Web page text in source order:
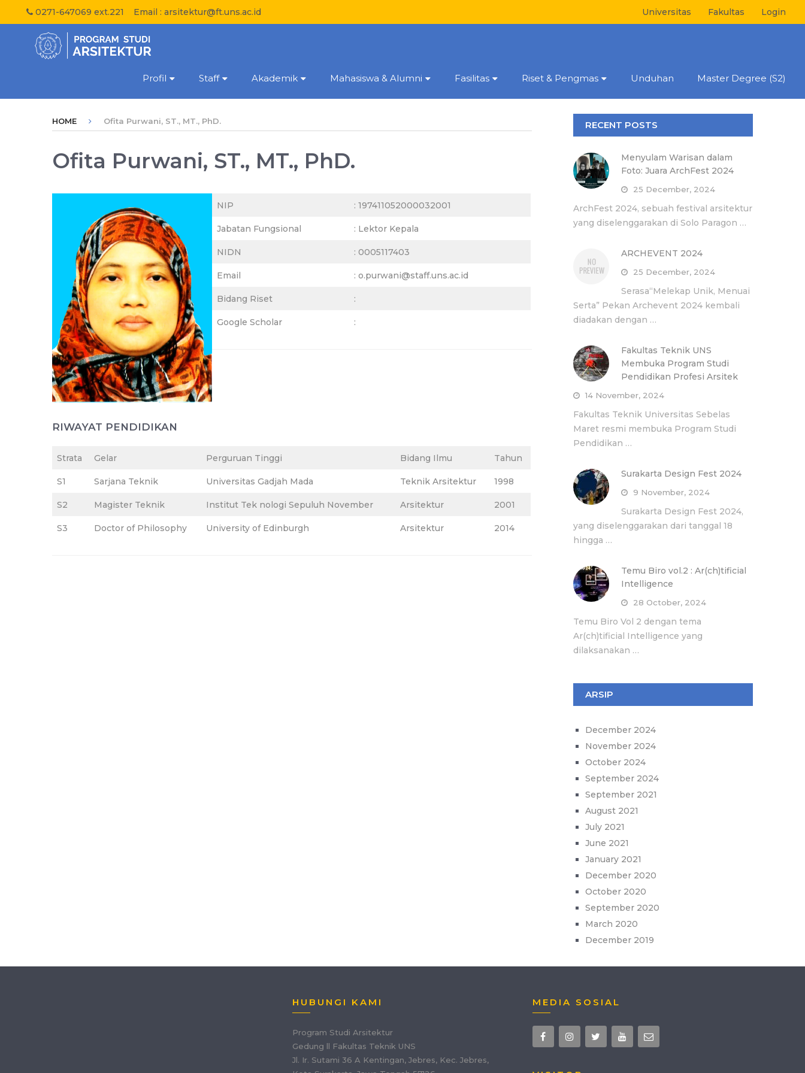
0271-647069 ext.221 Email : arsitektur@ft.uns.ac.id Universitas Fakultas Login
Profil Staff Akademik Mahasiswa & Alumni Fasilitas Riset & Pengmas Unduhan Master Degree (S2)
HOME Ofita Purwani, ST., MT., PhD.
Ofita Purwani, ST., MT., PhD.
NIP : 197411052000032001
Jabatan Fungsional : Lektor Kepala
NIDN : 0005117403
Email : o.purwani@staff.uns.ac.id
Bidang Riset :
Google Scholar :
RIWAYAT PENDIDIKAN
Strata Gelar Perguruan Tinggi Bidang Ilmu Tahun
S1 Sarjana Teknik Universitas Gadjah Mada Teknik Arsitektur 1998
S2 Magister Teknik Institut Tek nologi Sepuluh November Arsitektur 2001
S3 Doctor of Philosophy University of Edinburgh Arsitektur 2014
RECENT POSTS
Menyulam Warisan dalam
Foto: Juara ArchFest 2024
25 December, 2024
ArchFest 2024, sebuah festival arsitektur
yang diselenggarakan di Solo Paragon …
ARCHEVENT 2024
25 December, 2024
Serasa“Melekap Unik, Menuai
Serta” Pekan Archevent 2024 kembali
diadakan dengan …
Fakultas Teknik UNS
Membuka Program Studi
Pendidikan Profesi Arsitek
14 November, 2024
Fakultas Teknik Universitas Sebelas
Maret resmi membuka Program Studi
Pendidikan …
Surakarta Design Fest 2024
9 November, 2024
Surakarta Design Fest 2024,
yang diselenggarakan dari tanggal 18
hingga …
Temu Biro vol.2 : Ar(ch)tificial
Intelligence
28 October, 2024
Temu Biro Vol 2 dengan tema
Ar(ch)tificial Intelligence yang
dilaksanakan …
ARSIP
December 2024
November 2024
October 2024
September 2024
September 2021
August 2021
July 2021
June 2021
January 2021
December 2020
October 2020
September 2020
March 2020
December 2019
HUBUNGI KAMI
Program Studi Arsitektur
Gedung ll Fakultas Teknik UNS
Jl. Ir. Sutami 36 A Kentingan, Jebres, Kec. Jebres,
MEDIA SOSIAL